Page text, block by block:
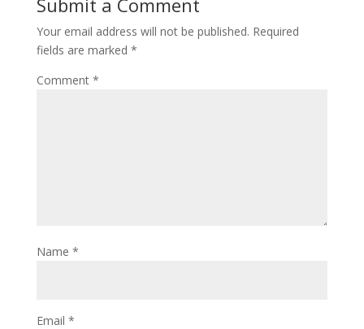
Submit a Comment
Your email address will not be published. Required
fields are marked *
Comment *
Name *
Email *